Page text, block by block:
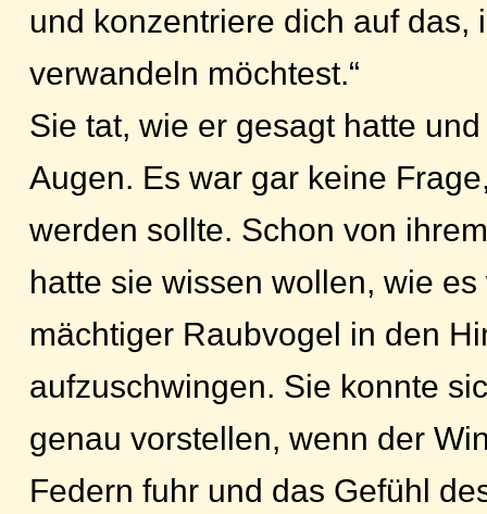
und konzentriere dich auf das,
verwandeln möchtest.“
Sie tat, wie er gesagt hatte
Augen. Es war gar keine
werden sollte. Schon von
hatte sie wissen wollen, wie
mächtiger Raubvogel in den
aufzuschwingen. Sie konnte
genau vorstellen, wenn der
Federn fuhr und das Gefühl